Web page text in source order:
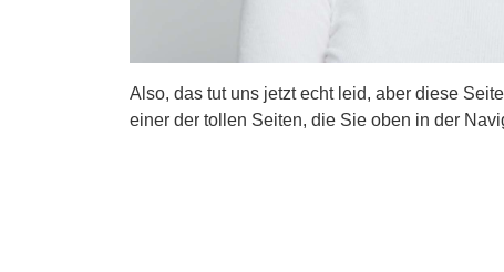
Also, das tut uns jetzt echt leid, aber diese
einer der tollen Seiten, die Sie oben in der